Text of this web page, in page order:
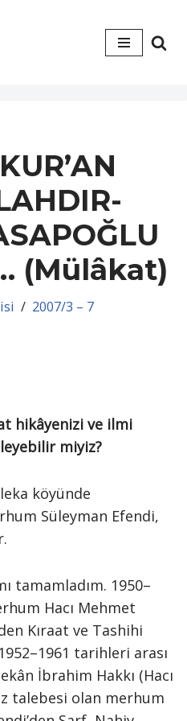
(Mülâkat)
2007/3 – 7
hikâyenizi ve ilmi
miyiz?
köyünde
Süleyman Efendi,
tamamladım. 1950–
Hacı Mehmet
Kıraat ve Tashihi
tarihleri arası
İbrahim Hakkı (Hacı
talebesi olan merhum